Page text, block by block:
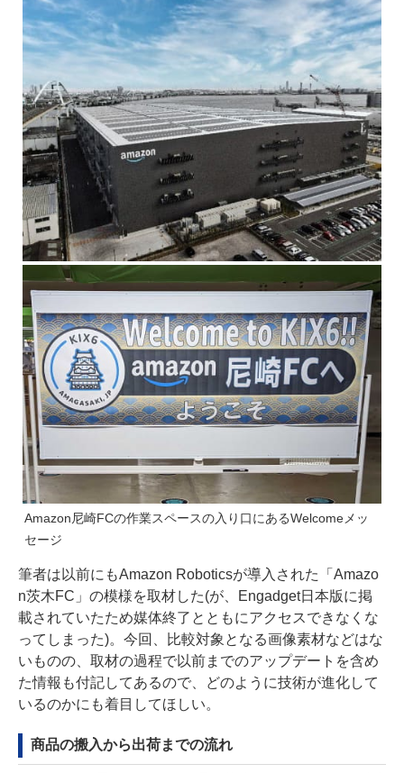
Amazon尼崎FCの作業スペースの入り口にあるWelcomeメッ
セージ
筆者は以前にもAmazon Roboticsが導入された「Amazo
n茨木FC」の模様を取材した(が、Engadget日本版に掲
載されていたため媒体終了とともにアクセスできなくな
ってしまった)。今回、比較対象となる画像素材などはな
いものの、取材の過程で以前までのアップデートを含め
た情報も付記してあるので、どのように技術が進化して
いるのかにも着目してほしい。
商品の搬入から出荷までの流れ